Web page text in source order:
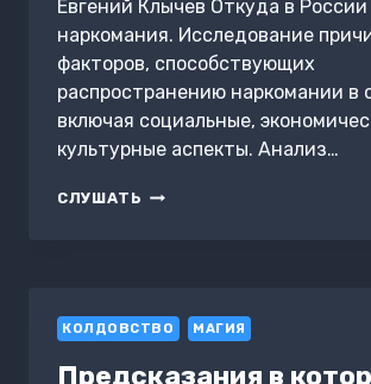
Евгений Клычев Откуда в России
наркомания. Исследование
факторов, способствующих
распространению наркомании в
включая социальные,
культурные аспекты. Анализ…
СЛУШАТЬ ОТКУДА
КОЛДОВСТВО МАГИЯ
Предсказания в